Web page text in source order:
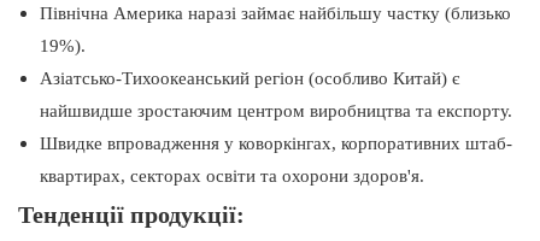
Північна Америка наразі займає найбільшу частку (близько
19%).
Азіатсько-Тихоокеанський регіон (особливо Китай) є
найшвидше зростаючим центром виробництва та експорту.
Швидке впровадження у коворкінгах, корпоративних штаб-
квартирах, секторах освіти та охорони здоров'я.
Тенденції продукції: